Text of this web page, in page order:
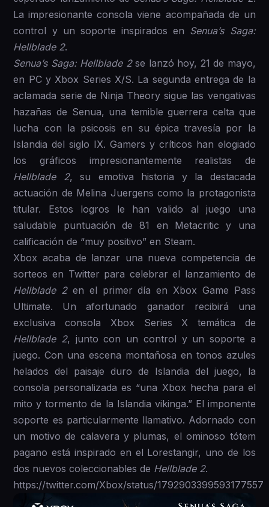
La impresionante consola viene acompañada de un
control y un soporte inspirados en Senua’s Saga:
Hellblade 2.
Senua’s Saga: Hellblade 2se lanzó hoy, 21 de mayo,
en PC y Xbox Series X/S. La segunda entrega de la
aclamada serie de Ninja Theory sigue las vengativas
hazañas de Senua, una temible guerrera celta que
lucha con la psicosis en su épica travesía por la
Islandia del siglo IX. Gamers y críticos han elogiado
los gráficos impresionantemente realistas de
Hellblade 2, su emotiva historia y la destacada
actuación de Melina Juergens como la protagonista
titular. Estos logros le han valido al juego una
saludable puntuación de 81 en Metacritic y una
calificación de “muy positivo” en Steam.
Xbox acaba de lanzar una nueva competencia de
sorteos en Twitter para celebrar el lanzamiento de
Hellblade 2en el primer día en Xbox Game Pass
Ultimate. Un afortunado ganador recibirá una
exclusiva consola Xbox Series X temática de
Hellblade 2, junto con un control y un soporte a
juego. Con una escena montañosa en tonos azules
helados del paisaje duro de Islandia del juego, la
consola personalizada es “una Xbox hecha para el
mito y tormento de la Islandia vikinga.” El imponente
soporte es particularmente llamativo. Adornado con
un motivo de calavera y plumas, el ominoso tótem
pagano está inspirado en el Lorestangir, uno de los
dos nuevos coleccionables de Hellblade 2.
https://twitter.com/Xbox/status/1792903399593177557